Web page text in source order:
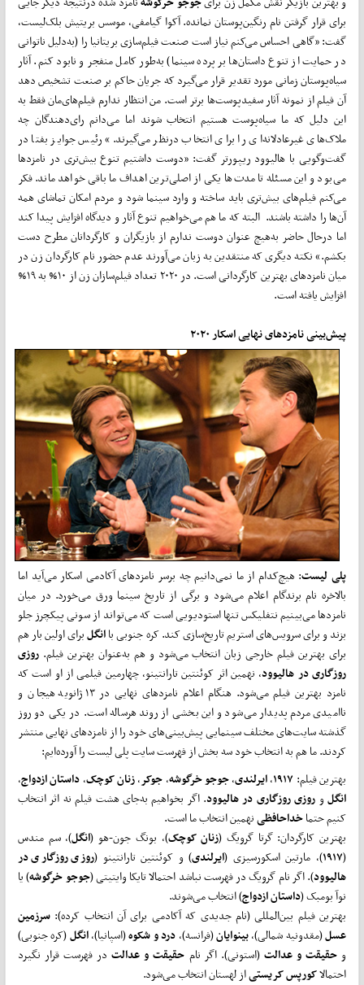
برای قرار گرفتن نام رنگین‌پوستان نمانده. آکوا گیامفی، موسس بریتیش بلک‌لیست،
گفت: «گاهی احساس می‌کنم نیاز است صنعت فیلم‌سازی بریتانیا را (به‌دلیل ناتوانی
در حمایت از تنوع داستان‌ها بر پرده سینما) به‌طور کامل منفجر و نابود کنم. آثار
سیاه‌پوستان زمانی مورد تقدیر قرار می‌گیرد که جریان حاکم بر صنعت تشخیص دهد
آن فیلم از نمونه آثار سفیدپوست‌ها برتر است. من انتظار ندارم فیلم‌های‌مان فقط به
این دلیل که ما سیاه‌پوست هستیم انتخاب شوند اما می‌دانم رای‌دهندگان چه
ملاک‌های غیرعادلانه‌ای را برای انتخاب درنظر می‌گیرند.» رئیس جوایز بفتا در
گفت‌وگویی با هالیوود ریپورتر گفت: «دوست داشتیم تنوع بیش‌تری در نامزدها
می‌بود و این مسئله تا مدت‌ها یکی از اصلی‌ترین اهداف ما باقی خواهد ماند. فکر
می‌کنم فیلم‌های بیش‌تری باید ساخته و وارد سینما شود و مردم امکان تماشای همه
آن‌ها را داشته باشند. البته که ما هم می‌خواهیم تنوع آثار و دیدگاه افزایش پیدا کند
اما درحال حاضر به‌هیچ‌ عنوان دوست ندارم از بازیگران و کارگردانان مطرح دست
بکشم.» نکته دیگری که منتقدین به زبان می‌آورند عدم حضور نام کارگردان زن در
میان نامزدهای بهترین کارگردانی است. در ۲۰۲۰ تعداد فیلم‌سازان زن از ۱۰% به ۱۹%
افزایش یافته است.
پیش‌بینی نامزدهای نهایی اسکار ۲۰۲۰
پلی لیست: هیچ‌کدام از ما نمی‌دانیم چه برسر نامزدهای آکادمی اسکار می‌آید اما
بالاخره نام برندگام اعلام می‌شود و برگی از تاریخ سینما ورق می‌خورد. در میان
نامزدها می‌بینیم نتفلیکس تنها استودیویی است که می‌تواند از سونی پیکچرز جلو
بزند و برای سرویس‌های استریم تاریخ‌سازی کند. کره جنوبی باانگلبرای اولین بار هم
برای بهترین فیلم خارجی زبان انتخاب می‌شود و هم به‌عنوان بهترین فیلم. روزی
روزگاری در هالیوود، نهمین اثر کوئنتین تارانتینو، چهارمین فیلمی از او است که
نامزد بهترین فیلم می‌شود. هنگام اعلام نامزدهای نهایی در ۱۳ ژانویه هیجان و
ناامیدی مردم پدیدار می‌شود و این بخشی از روند هرساله است. در یکی دو روز
گذشته سایت‌های مختلف سینمایی پیش‌بینی‌های خود را از نامزدهای نهایی منتشر
کردند. ما هم به انتخاب خود سه بخش از فهرست سایت پلی لیست را آورده‌ایم:
بهترین فیلم:۱۹۱۷،ایرلندی،جوجو خرگوشه،جوکر،زنان کوچک،داستان ازدواج،
انگلو روزی روزگاری در هالیوود. اگر بخواهیم به‌جای هشت فیلم نه اثر انتخاب
کنیم حتماخداحافظینهمین انتخاب ما است.
بهترین کارگردان: گرتا گرویگ ( زنان کوچک)، بونگ جون-هو ( انگل)، سم مندس
۱۹۱۷)، مارتین اسکورسیزی ( ایرلندی) و کوئنتین تارانتینو ( روزی روزگاری در
هالیوود). اگر نام گرویگ در فهرست نباشد احتمالا تایکا وایتیتی (جوجو خرگوشه) یا
نوآ بومبک (داستان ازدواج) انتخاب می‌شوند.
بهترین فیلم بین‌المللی (نام جدیدی که آکادمی برای آن انتخاب کرده): سرزمین
عسل(مقدونیه شمالی)،بینوایان(فرانسه)،درد و شکوه(اسپانیا)،انگل(کره جنوبی)
و حقیقت و عدالت(استونی). اگر نام حقیقت و عدالتدر فهرست قرار نگیرد
احتمالاکورپس کریستیاز لهستان انتخاب می‌شود.